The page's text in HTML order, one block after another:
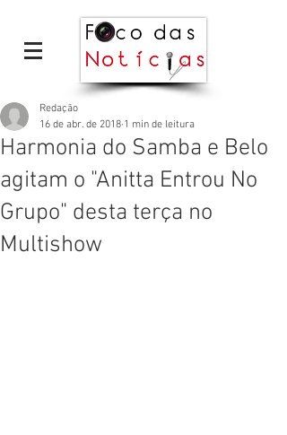
Harmonia do Samba e Belo
agitam o "Anitta Entrou No
Grupo" desta terça no
Multishow
Redação
16 de abr. de 2018 1 min de leitura